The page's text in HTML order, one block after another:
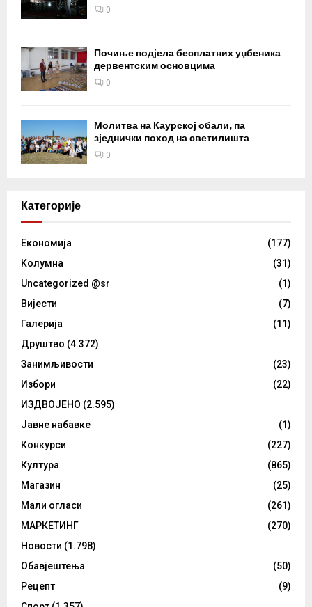
0
Почиње подјела бесплатних уџбеника
дервентским основцима
0
Молитва на Каурској обали, па
зједнички поход на светилишта
0
Категорије
Eкономија
(177)
Kолумнa
(31)
Uncategorized @sr
(1)
Вијести
(7)
Галерија
(11)
Друштво (4.372)
Занимљивости
(23)
Избори
(22)
ИЗДВОЈЕНО (2.595)
Јавне набавке
(1)
Конкурси
(227)
Култура
(865)
Магазин
(25)
Мали огласи
(261)
МАРКЕТИНГ
(270)
Новости (1.798)
Обавјештења
(50)
Рецепт
(9)